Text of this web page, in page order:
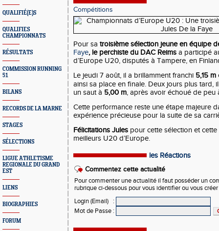
QUALIFIÉ(E)S
QUALIFIES
CHAMPIONNATS
RÉSULTATS
COMMISSION RUNNING
51
BILANS
RECORDS DE LA MARNE
STAGES
SÉLECTIONS
LIGUE ATHLETISME
REGIONALE DU GRAND
EST
LIENS
BIOGRAPHIES
FORUM
Compétitions
Pour sa troisième sélection jeune en équipe
Faye, le perchiste du DAC Reims a participé
d’Europe U20, disputés à Tampere, en
Le jeudi 7 août, il a brillamment franchi 5,15 m
ainsi sa place en finale. Deux jours plus tard,
un saut à 5,00 m, après avoir échoué de peu
Cette performance reste une étape majeure
expérience précieuse pour la suite de sa
Félicitations Jules pour cette sélection et
meilleurs U20 d’Europe.
les Réactions
Commentez cette actualité
Pour commenter une actualité il faut posséder un
rubrique ci-dessous pour vous identifier ou vous
Login (Email)
:
Mot de Passe :